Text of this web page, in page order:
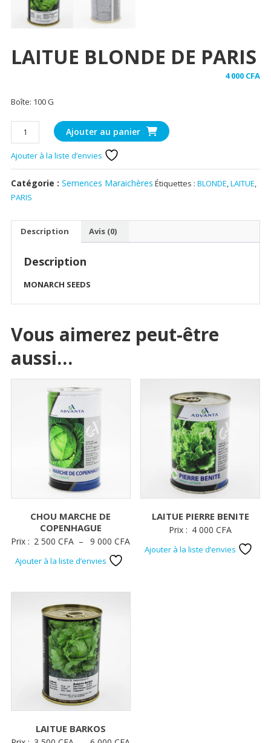
LAITUE BLONDE DE PARIS
4 000 CFA
Boîte: 100 G
quantité
de
LAITUE
BLONDE
DE
PARIS
Ajouter au panier
Ajouter à la liste d’envies
Catégorie : Semences Maraichères Étiquettes : BLONDE,LAITUE,
PARIS
Description Avis (0)
Description
MONARCH SEEDS
Vous aimerez peut-être
aussi…
CHOU MARCHE DE
COPENHAGUE
Prix : 2 500CFA – 9 000CFA
Ajouter à la liste d’envies
LAITUE PIERRE BENITE
Prix : 4 000CFA
Ajouter à la liste d’envies
LAITUE BARKOS